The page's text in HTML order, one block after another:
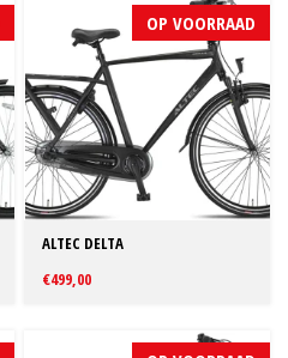
OP VOORRAAD
ALTEC DELTA
€499,00